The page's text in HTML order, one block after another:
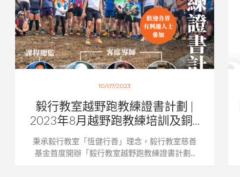
10/07/2023
毅行教室越野跑教練證書計劃 |
2023年8月越野跑教練培訓及銅...
秉承毅行教室「恆健行善」理念，毅行教室慈善
基金首度開辦「毅行教室越野跑教練證書計劃...